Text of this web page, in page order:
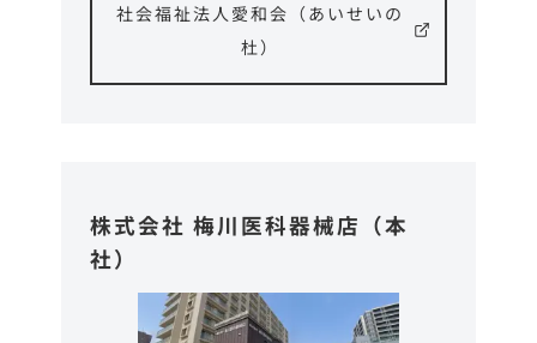
社会福祉法人愛和会（あいせいの
杜）
株式会社 梅川医科器械店（本
社）